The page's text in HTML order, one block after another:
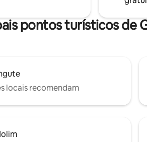
a
hóspedes que querem uma
tranquila sem ficar longe de
pontos turísticos de
locais recomendam